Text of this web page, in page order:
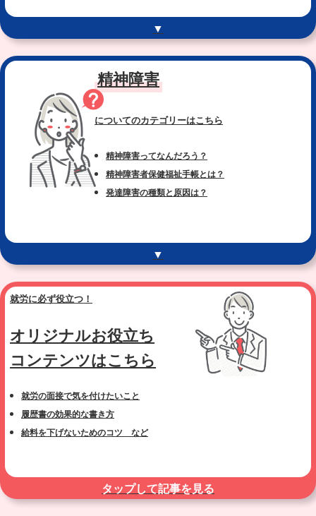
▼
精神障害
についてのカテゴリーはこちら
精神障害ってなんだろう？
精神障害者保健福祉手帳とは？
発達障害の種類と原因は？
▼
就労に必ず役立つ！
オリジナルお役立ち
コンテンツはこちら
就労の面接で気を付けたいこと
履歴書の効果的な書き方
給料を下げないためのコツ など
タップして記事を見る